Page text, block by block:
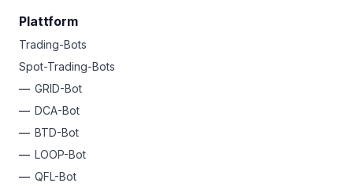
Plattform
Trading-Bots
Spot-Trading-Bots
GRID-Bot
DCA-Bot
BTD-Bot
LOOP-Bot
QFL-Bot